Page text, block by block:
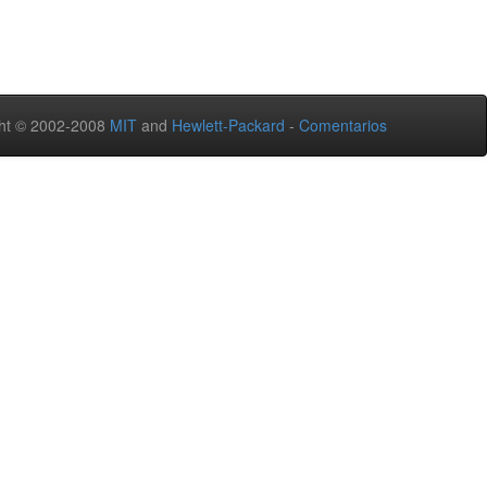
© 2002-2008 MIT and Hewlett-Packard - Comentarios